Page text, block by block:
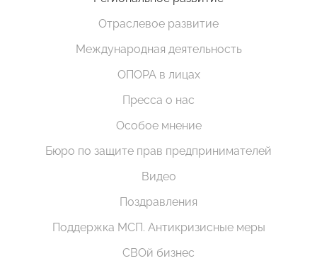
Отраслевое развитие
Международная деятельность
ОПОРА в лицах
Пресса о нас
Особое мнение
Бюро по защите прав предпринимателей
Видео
Поздравления
Поддержка МСП. Антикризисные меры
СВОй бизнес